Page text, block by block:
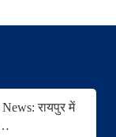
रायपुर में